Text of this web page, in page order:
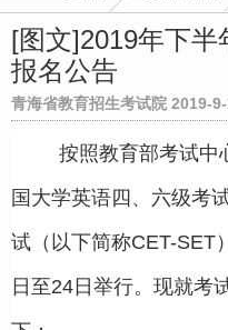
[图文]2019年下半
报名公告
青海省教育招生考试院 2019-
按照教育部考试中
国大学英语四、六级考
试（以下简称CET-SET
日至24日举行。现就考